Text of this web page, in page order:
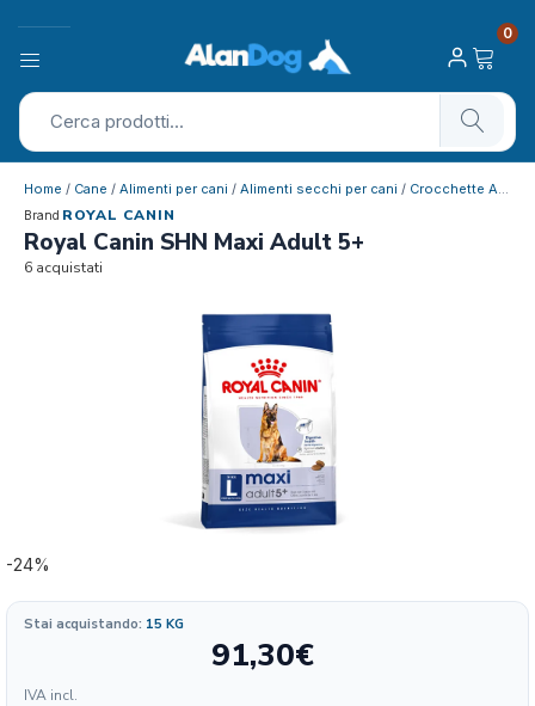
0
Home / Cane / Alimenti per cani / Alimenti secchi per cani / Crocchette Adulto
Brand ROYAL CANIN
Royal Canin SHN Maxi Adult 5+
6 acquistati
-24%
Stai acquistando: 15 KG
91,30€
IVA incl.